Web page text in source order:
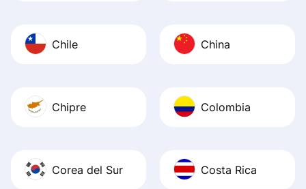
Chile China
Chipre Colombia
Corea del Sur Costa Rica